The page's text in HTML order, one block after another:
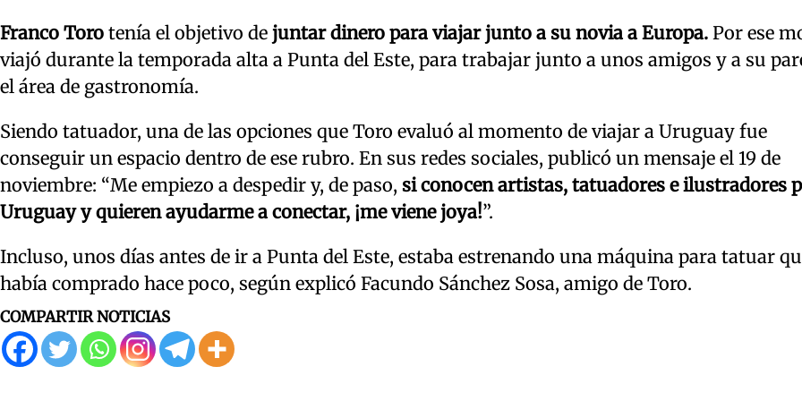
Franco Toro tenía el objetivo de juntar dinero para viajar junto a su novia a Europa. Por ese
viajó durante la temporada alta a Punta del Este, para trabajar junto a unos amigos y a su
el área de gastronomía.
Siendo tatuador, una de las opciones que Toro evaluó al momento de viajar a Uruguay fue
conseguir un espacio dentro de ese rubro. En sus redes sociales, publicó un mensaje el 19 de
noviembre: “Me empiezo a despedir y, de paso, si conocen artistas, tatuadores e ilustradores
Uruguay y quieren ayudarme a conectar, ¡me viene joya!”.
Incluso, unos días antes de ir a Punta del Este, estaba estrenando una máquina para tatuar
había comprado hace poco, según explicó Facundo Sánchez Sosa, amigo de Toro.
COMPARTIR NOTICIAS